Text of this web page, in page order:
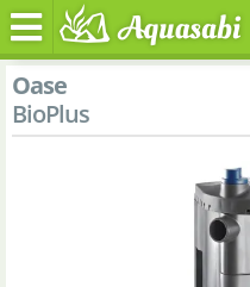
Oase
BioPlus